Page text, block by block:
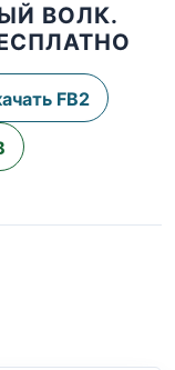
ВОЛК.
FB2